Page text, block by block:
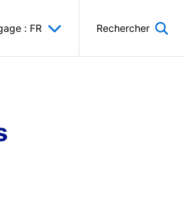
: FR Rechercher